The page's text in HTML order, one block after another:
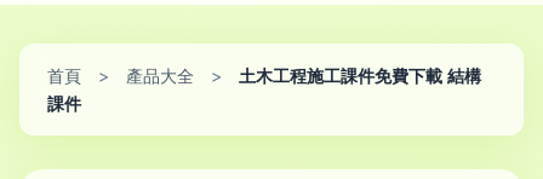
首頁 > 產品大全 >
土木工程施工課件免費下載 結構
課件